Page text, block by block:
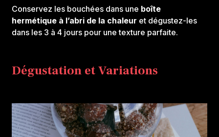
Conservez les bouchées dans une boîte
hermétique à l’abri de la chaleur et dégustez-les
dans les 3 à 4 jours pour une texture parfaite.
Dégustation et Variations